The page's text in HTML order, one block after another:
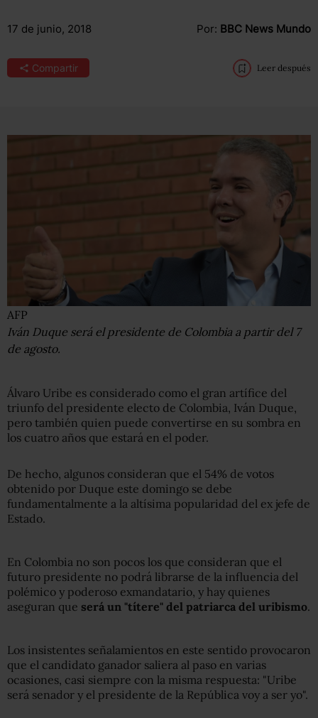
17 de junio, 2018 Por: BBC News Mundo
Compartir Leer después
AFP
Iván Duque será el presidente de Colombia a partir del 7
de agosto.
Álvaro Uribe es considerado como el gran artífice del
triunfo del presidente electo de Colombia, Iván Duque,
pero también quien puede convertirse en su sombra en
los cuatro años que estará en el poder.
De hecho, algunos consideran que el 54% de votos
obtenido por Duque este domingo se debe
fundamentalmente a la altísima popularidad del ex jefe de
Estado.
En Colombia no son pocos los que consideran que el
futuro presidente no podrá librarse de la influencia del
polémico y poderoso exmandatario, y hay quienes
aseguran que será un "títere" del patriarca del uribismo.
Los insistentes señalamientos en este sentido provocaron
que el candidato ganador saliera al paso en varias
ocasiones, casi siempre con la misma respuesta: "Uribe
será senador y el presidente de la República voy a ser yo".